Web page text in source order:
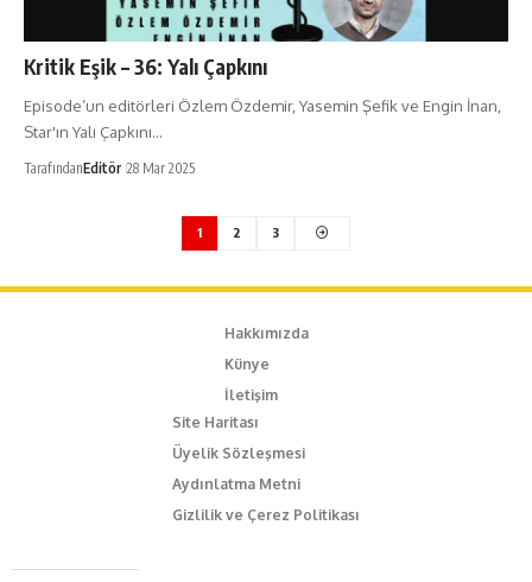
Kritik Eşik – 36: Yalı Çapkını
Episode’un editörleri Özlem Özdemir, Yasemin Şefik ve Engin İnan,
Star'ın Yalı Çapkını…
TarafındanEditör 28 Mar 2025
1 2 3
Hakkımızda
Künye
İletişim
Site Haritası
Üyelik Sözleşmesi
Aydınlatma Metni
Gizlilik ve Çerez Politikası
Caferağa Mah. Dr. Şakir Paşa Sok. No3/A Kadıköy İstanbul